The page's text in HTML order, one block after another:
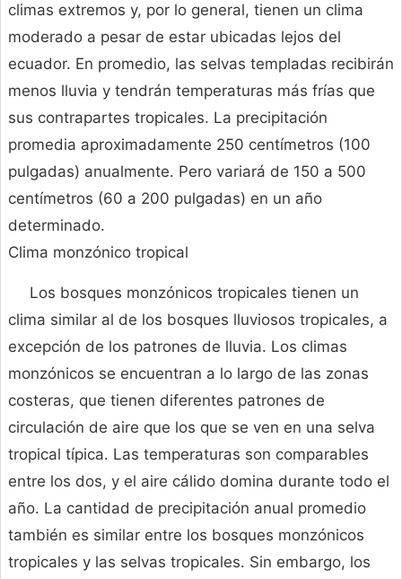
climas extremos y, por lo general, tienen un clima
moderado a pesar de estar ubicadas lejos del
ecuador. En promedio, las selvas templadas recibirán
menos lluvia y tendrán temperaturas más frías que
sus contrapartes tropicales. La precipitación
promedia aproximadamente 250 centímetros (100
pulgadas) anualmente. Pero variará de 150 a 500
centímetros (60 a 200 pulgadas) en un año
determinado.
Clima monzónico tropical
Los bosques monzónicos tropicales tienen un
clima similar al de los bosques lluviosos tropicales, a
excepción de los patrones de lluvia. Los climas
monzónicos se encuentran a lo largo de las zonas
costeras, que tienen diferentes patrones de
circulación de aire que los que se ven en una selva
tropical típica. Las temperaturas son comparables
entre los dos, y el aire cálido domina durante todo el
año. La cantidad de precipitación anual promedio
también es similar entre los bosques monzónicos
tropicales y las selvas tropicales. Sin embargo, los